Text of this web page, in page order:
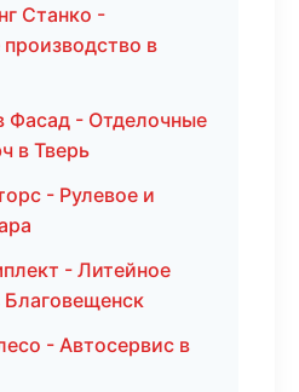
Станко -
в
- Отделочные
в Тверь
- Рулевое и
- Литейное
Благовещенск
- Автосервис в